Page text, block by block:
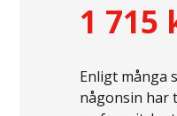
1 715
Enligt många
någonsin har